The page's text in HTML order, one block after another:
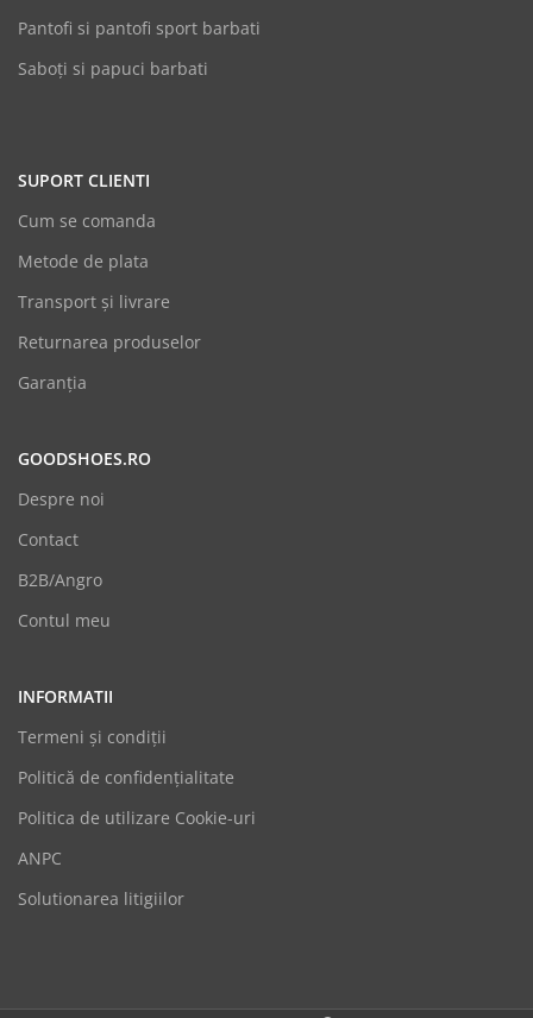
Pantofi si pantofi sport barbati
Saboți si papuci barbati
SUPORT CLIENTI
Cum se comanda
Metode de plata
Transport și livrare
Returnarea produselor
Garanția
GOODSHOES.RO
Despre noi
Contact
B2B/Angro
Contul meu
INFORMATII
Termeni şi condiții
Politică de confidențialitate
Politica de utilizare Cookie-uri
ANPC
Solutionarea litigiilor